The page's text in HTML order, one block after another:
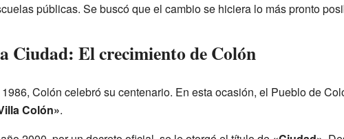
públicas. Se buscó que el cambio se hiciera lo más pronto
Ciudad: El crecimiento de Colón
Colón celebró su centenario. En esta ocasión, el Pueblo de
Colón».